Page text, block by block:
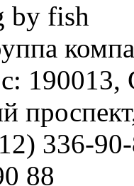
by fish
190013,
336-
88